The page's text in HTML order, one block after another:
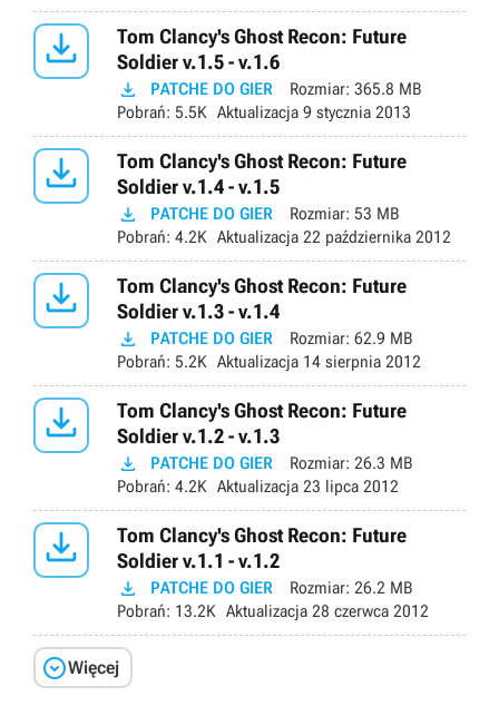

Tom Clancy's Ghost Recon: Future
Soldier v.1.5 - v.1.6
 PATCHE DO GIER Rozmiar: 365.8 MB
Pobrań: 5.5K Aktualizacja 9 stycznia 2013

Tom Clancy's Ghost Recon: Future
Soldier v.1.4 - v.1.5
 PATCHE DO GIER Rozmiar: 53 MB
Pobrań: 4.2K Aktualizacja 22 października 2012

Tom Clancy's Ghost Recon: Future
Soldier v.1.3 - v.1.4
 PATCHE DO GIER Rozmiar: 62.9 MB
Pobrań: 5.2K Aktualizacja 14 sierpnia 2012

Tom Clancy's Ghost Recon: Future
Soldier v.1.2 - v.1.3
 PATCHE DO GIER Rozmiar: 26.3 MB
Pobrań: 4.2K Aktualizacja 23 lipca 2012

Tom Clancy's Ghost Recon: Future
Soldier v.1.1 - v.1.2
 PATCHE DO GIER Rozmiar: 26.2 MB
Pobrań: 13.2K Aktualizacja 28 czerwca 2012
Więcej